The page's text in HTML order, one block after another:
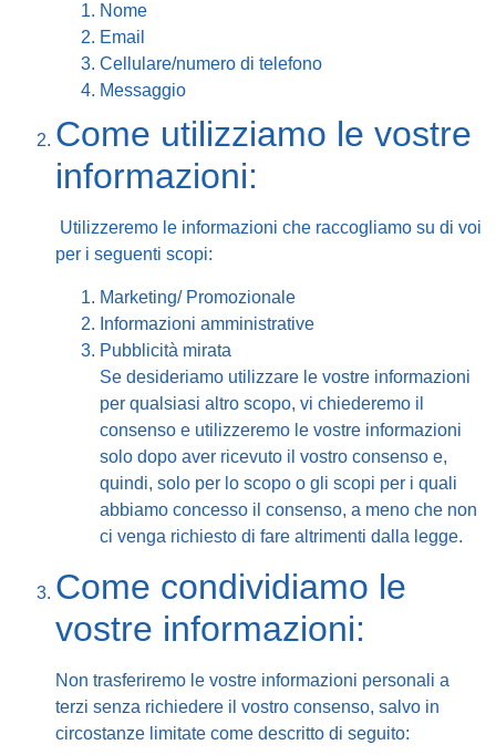
Nome
Email
Cellulare/numero di telefono
Messaggio
Come utilizziamo le vostre
informazioni:
Utilizzeremo le informazioni che raccogliamo su di voi
per i seguenti scopi:
Marketing/ Promozionale
Informazioni amministrative
Pubblicità mirata
Se desideriamo utilizzare le vostre informazioni
per qualsiasi altro scopo, vi chiederemo il
consenso e utilizzeremo le vostre informazioni
solo dopo aver ricevuto il vostro consenso e,
quindi, solo per lo scopo o gli scopi per i quali
abbiamo concesso il consenso, a meno che non
ci venga richiesto di fare altrimenti dalla legge.
Come condividiamo le
vostre informazioni:
Non trasferiremo le vostre informazioni personali a
terzi senza richiedere il vostro consenso, salvo in
circostanze limitate come descritto di seguito: